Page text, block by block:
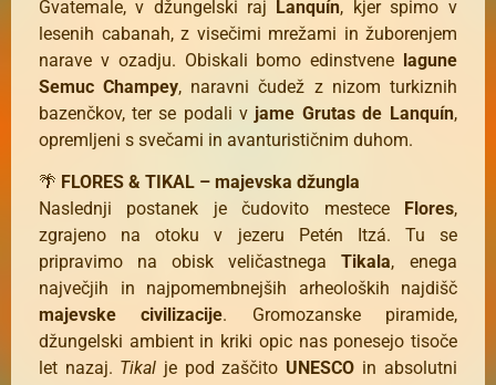
Gvatemale, v džungelski raj Lanquín, kjer spimo v
lesenih cabanah, z visečimi mrežami in žuborenjem
narave v ozadju. Obiskali bomo edinstvene lagune
Semuc Champey, naravni čudež z nizom turkiznih
bazenčkov, ter se podali v jame Grutas de Lanquín,
opremljeni s svečami in avanturističnim duhom.
🌴 FLORES & TIKAL – majevska džungla
Naslednji postanek je čudovito mestece
Flores,
zgrajeno na otoku v jezeru Petén Itzá. Tu se
pripravimo na obisk veličastnega Tikala, enega
največjih in najpomembnejših arheoloških najdišč
majevske civilizacije. Gromozanske piramide,
džungelski ambient in kriki opic nas ponesejo tisoče
let nazaj. Tikal je pod zaščito UNESCO in absolutni